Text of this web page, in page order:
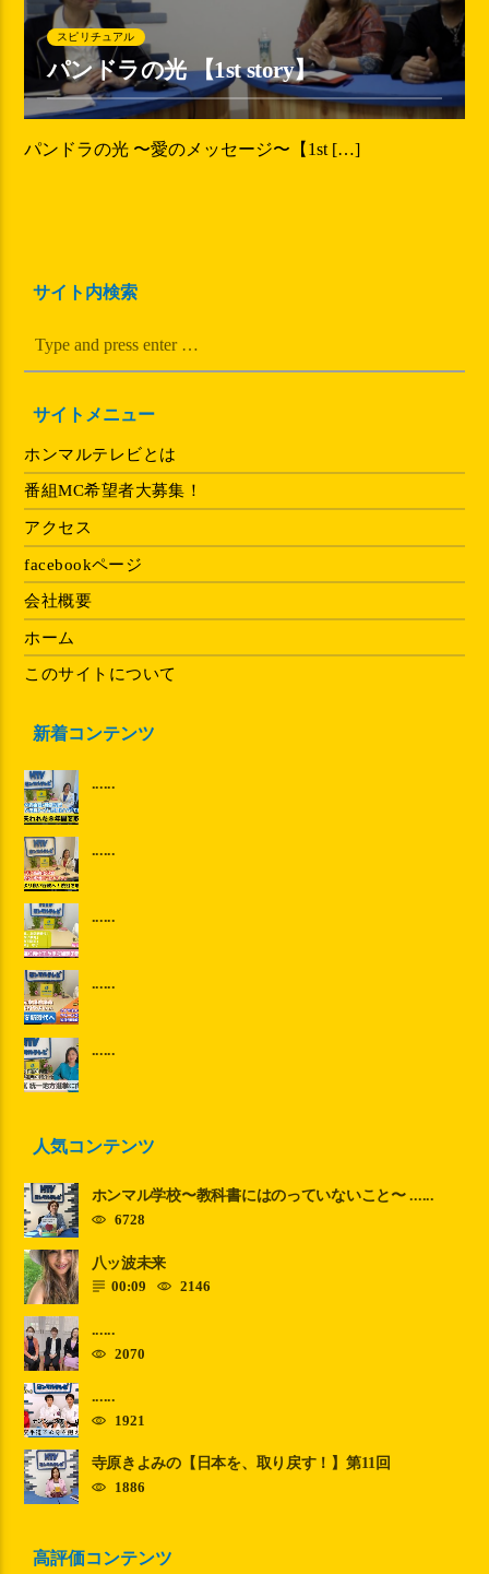
スピリチュアル
パンドラの光 【1st story】
パンドラの光 〜愛のメッセージ〜【1st […]
サイト内検索
サイトメニュー
ホンマルテレビとは
番組MC希望者大募集！
アクセス
facebookページ
会社概要
ホーム
このサイトについて
新着コンテンツ
......
......
......
......
......
人気コンテンツ
ホンマル学校〜教科書にはのっていないこと〜 ......
6728
八ッ波未来
00:09
2146
......
2070
......
1921
寺原きよみの【日本を、取り戻す！】第11回
1886
高評価コンテンツ